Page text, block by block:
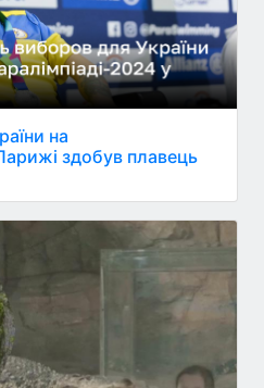
на
здобув плавець